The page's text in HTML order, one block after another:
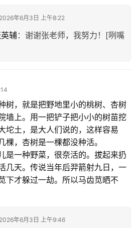
2026年6月3日 上午8:22
辅： 谢谢张老师，我努力！[咧嘴
树，就是把野地里小的桃树、杏树
墙上。用一把铲子把小小的树苗挖
坨土，是大人们说的，这样容易
棵，杏树是一棵都没种活。
是一种野菜，很奈活的。拔起来扔
几天。传说当年后羿箭射九日，一
下才躲过一劫。所以马齿苋晒不
2026年6月3日 上午9:46